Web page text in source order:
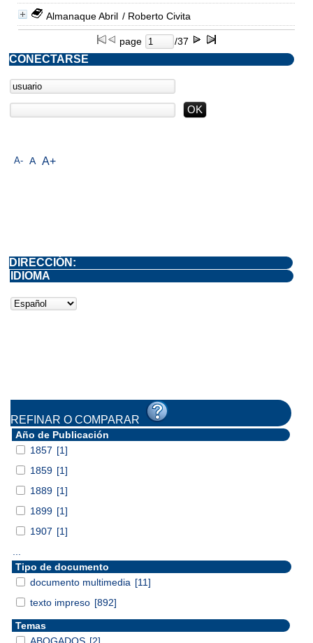
Almanaque Abril / Roberto Civita
page /37
A- A A+
CONECTARSE
DIRECCIÓN:
IDIOMA
REFINAR O COMPARAR
Año de Publicación
1857 [1]
1859 [1]
1889 [1]
1899 [1]
1907 [1]
Tipo de documento
documento multimedia [11]
texto impreso [892]
Temas
ABOGADOS [2]